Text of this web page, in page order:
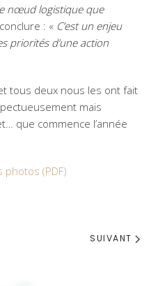
nœud logistique que
: « C’est un enjeu
priorités d’une action
tous deux nous les ont fait
mais
que commence l’année
photos (PDF)
SUIVANT